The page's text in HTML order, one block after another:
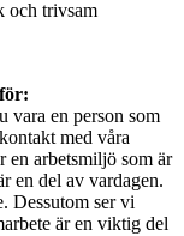
och trivsam
vara en person som
med våra
en arbetsmiljö som är
en del av vardagen.
Dessutom ser vi
är en viktig del